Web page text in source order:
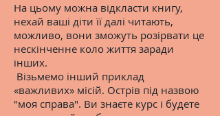
На цьому можна відкласти книгу,
нехай ваші діти її далі читають,
можливо, вони зможуть розірвати це
нескінченне коло життя заради
інших.
Візьмемо інший приклад
«важливих» місій. Острів під назвою
"моя справа". Ви знаєте курс і будете